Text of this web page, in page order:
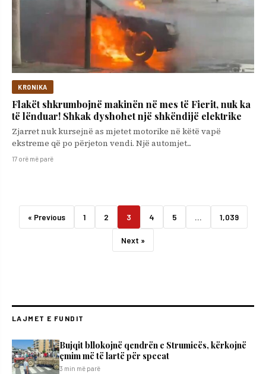
KRONIKA
Flakët shkrumbojnë makinën në mes të Fierit, nuk ka
të lënduar! Shkak dyshohet një shkëndijë elektrike
Zjarret nuk kursejnë as mjetet motorike në këtë vapë
ekstreme që po përjeton vendi. Një automjet...
17 orë më parë
« Previous 1 2 3 4 5 … 1,039
Next »
LAJMET E FUNDIT
Bujqit bllokojnë qendrën e Strumicës, kërkojnë
çmim më të lartë për specat
3 min më parë